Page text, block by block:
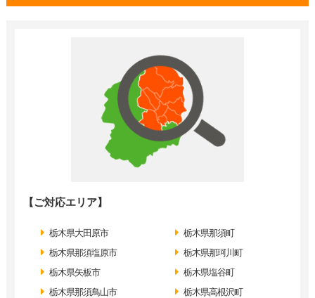
【ご対応エリア】
栃木県大田原市
栃木県那須塩原市
栃木県矢板市
栃木県那須鳥山市
栃木県那須町
栃木県那珂川町
栃木県塩谷町
栃木県高根沢町